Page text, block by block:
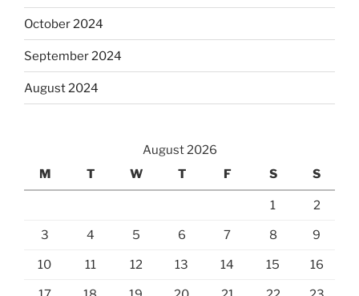
October 2024
September 2024
August 2024
August 2026
M
T W T F S S
1 2
3 4 5 6 7 8 9
10 11 12 13 14 15 16